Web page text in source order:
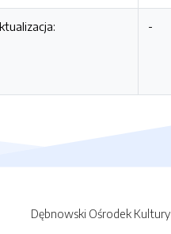
-
Dębnowski Ośrodek Kultury